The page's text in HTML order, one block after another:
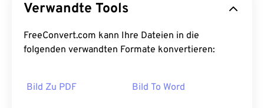
Verwandte Tools
FreeConvert.com kann Ihre Dateien in die
folgenden verwandten Formate konvertieren:
Bild Zu PDF Bild To Word